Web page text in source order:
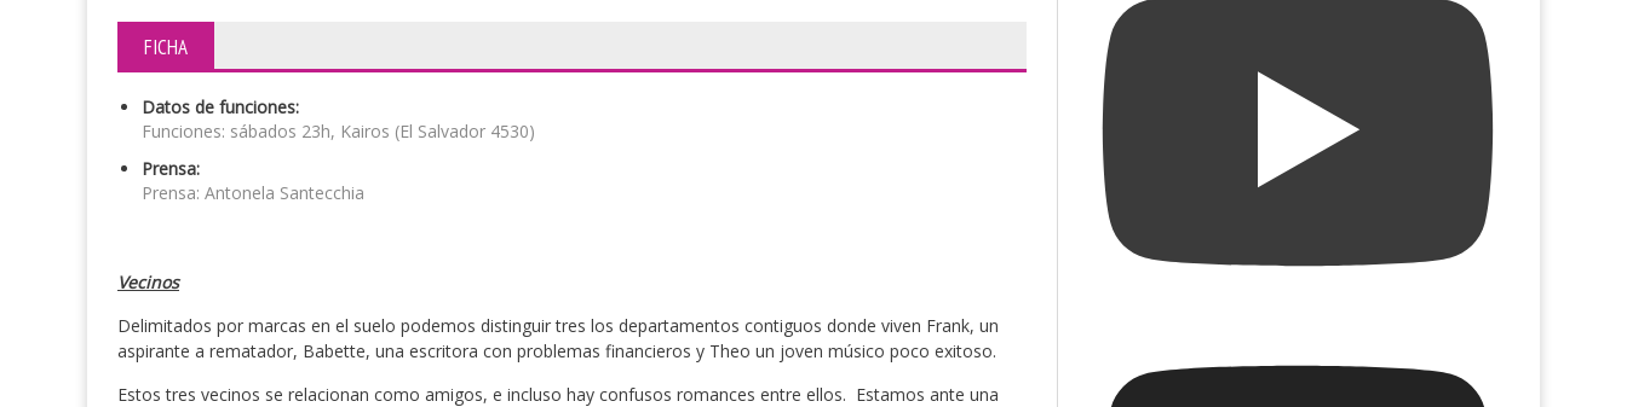
FICHA
Datos de funciones:
Funciones: sábados 23h, Kairos (El Salvador 4530)
Prensa:
Prensa: Antonela Santecchia
Vecinos
Delimitados por marcas en el suelo podemos distinguir tres los departamentos contiguos donde viven Frank, un
aspirante a rematador, Babette, una escritora con problemas financieros y Theo un joven músico poco exitoso.
Estos tres vecinos se relacionan como amigos, e incluso hay confusos romances entre ellos. Estamos ante una